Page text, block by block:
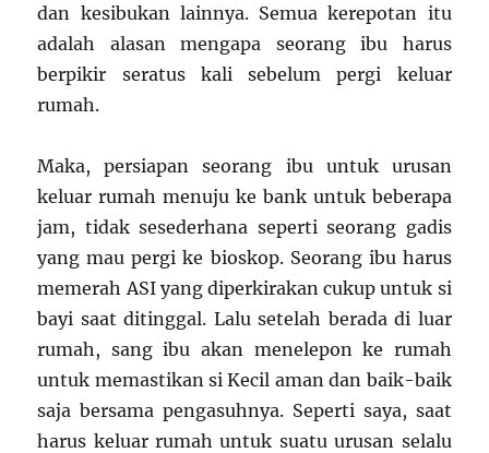
dan kesibukan lainnya. Semua kerepotan itu
adalah alasan mengapa seorang ibu harus
berpikir seratus kali sebelum pergi keluar
rumah.
Maka, persiapan seorang ibu untuk urusan
keluar rumah menuju ke bank untuk beberapa
jam, tidak sesederhana seperti seorang gadis
yang mau pergi ke bioskop. Seorang ibu harus
memerah ASI yang diperkirakan cukup untuk si
bayi saat ditinggal. Lalu setelah berada di luar
rumah, sang ibu akan menelepon ke rumah
untuk memastikan si Kecil aman dan baik-baik
saja bersama pengasuhnya. Seperti saya, saat
harus keluar rumah untuk suatu urusan selalu